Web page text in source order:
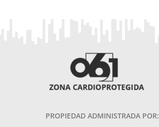
PROPIEDAD ADMINISTRADA POR: